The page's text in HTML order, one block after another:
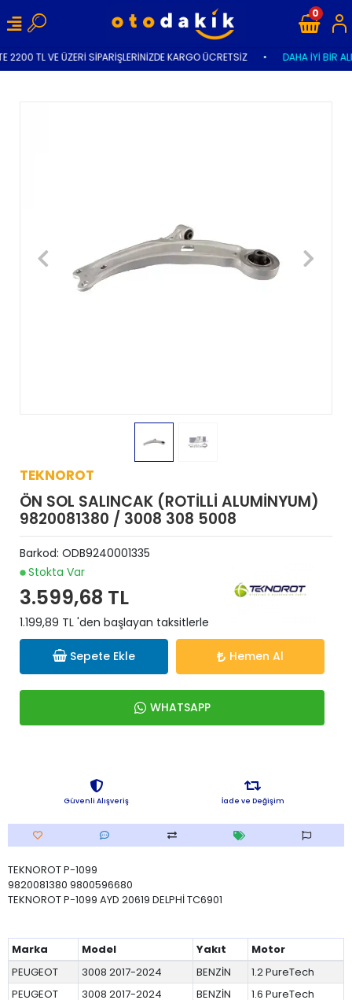
2200 TL VE ÜZERİ SİPARİŞLERİNİZDE KARGO ÜCRETSİZ • DAHA İYİ BİR
0
TEKNOROT
ÖN SOL SALINCAK (ROTİLLİ ALUMİNYUM)
9820081380 / 3008 308 5008
Barkod: ODB9240001335
Stokta Var
3.599,68 TL
1.199,89 TL 'den başlayan taksitlerle
Sepete Ekle Hemen Al
WHATSAPP
Güvenli Alışveriş İade ve Değişim
TEKNOROT P-1099
9820081380 9800596680
TEKNOROT P-1099 AYD 20619 DELPHİ TC6901
Marka Model Yakıt
Motor
PEUGEOT
3008 2017-2024 BENZİN
1.2 PureTech
PEUGEOT
3008 2017-2024 BENZİN
1.6 PureTech